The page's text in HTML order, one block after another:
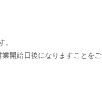
。
開始日後になりますことをご